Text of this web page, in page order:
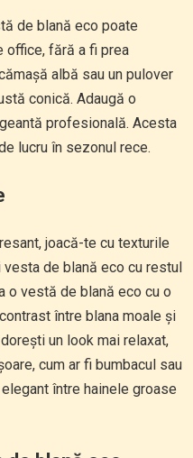
de blană eco poate
office, fără a fi prea
albă sau un pulover
conică. Adaugă o
profesională. Acesta
lucru în sezonul rece.
joacă-te cu texturile
de blană eco cu restul
o vestă de blană eco cu o
între blana moale și
un look mai relaxat,
cum ar fi bumbacul sau
între hainele groase